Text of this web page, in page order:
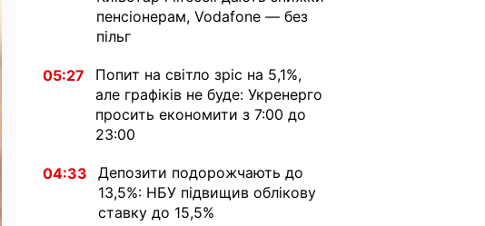
пенсіонерам, Vodafone — без
пільг
05:27
Попит на світло зріс на 5,1%,
але графіків не буде: Укренерго
просить економити з 7:00 до
23:00
04:33
Депозити подорожчають до
13,5%: НБУ підвищив облікову
ставку до 15,5%